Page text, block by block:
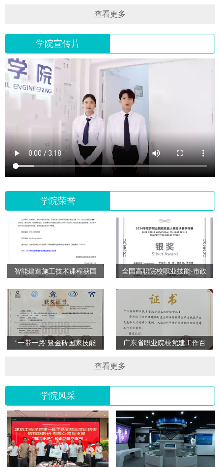
查看更多
学院宣传片
学院荣誉
智能建造施工技术课程获国
全国高职院校职业技能-市政
“一带一路”暨金砖国家技能
广东省职业院校党建工作百
查看更多
学院风采